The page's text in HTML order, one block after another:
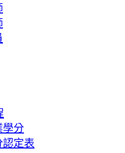
學分
認定表